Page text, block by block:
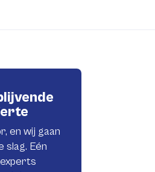
en wij gaan
slag. Eén